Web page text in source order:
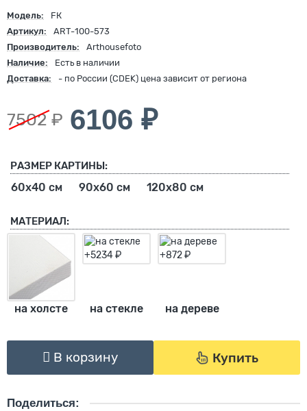
Модель:
FК
Артикул:
ART-100-573
Производитель:
Arthousefoto
Наличие:
Есть в наличии
Доставка:
- по России (CDEK) цена зависит от региона
7502 ₽ 6106 ₽
РАЗМЕР КАРТИНЫ:
60х40 см 90х60 см 120х80 см
МАТЕРИАЛ:
на холсте на стекле на дереве
В корзину Купить
Поделиться: